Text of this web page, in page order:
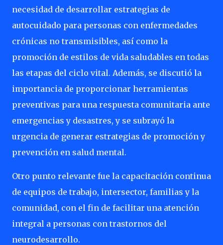
necesidad de desarrollar estrategias de
autocuidado para personas con enfermedades
crónicas no transmisibles, así como la
promoción de estilos de vida saludables en todas
las etapas del ciclo vital. Además, se discutió la
importancia de proporcionar herramientas
preventivas para una respuesta comunitaria ante
emergencias y desastres, y se subrayó la
urgencia de generar estrategias de promoción y
prevención en salud mental.
Otro punto relevante fue la capacitación continua
de equipos de trabajo, intersector, familias y la
comunidad, con el fin de facilitar una atención
integral a personas con trastornos del
neurodesarrollo.